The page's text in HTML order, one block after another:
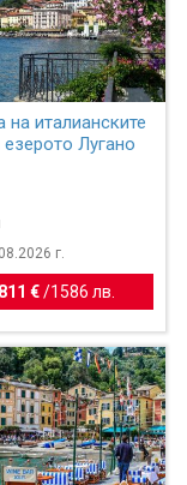
на италианските
езерото Лугано
г.
811 €/ 1586 лв.